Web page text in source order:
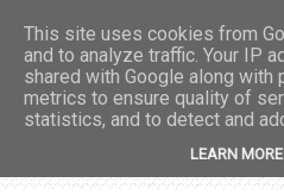
This site uses cookies from
and to analyze traffic. Your IP
shared with Google along with
metrics to ensure quality of
statistics, and to detect and
LEARN MORE